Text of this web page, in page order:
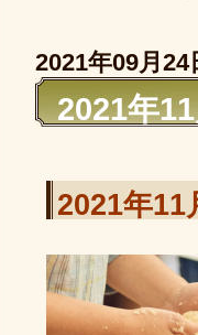
2021年09月24
2021年
2021年11